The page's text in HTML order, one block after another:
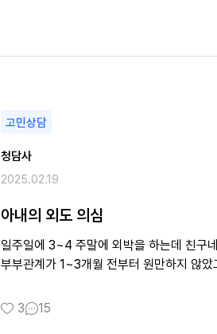
고민상담
청담사
2025.02.19
아내의 외도 의심
일주일에 3~4 주말에 외박을 하는데 친구
부부관계가 1~3개월 전부터 원만하지 않
3 15